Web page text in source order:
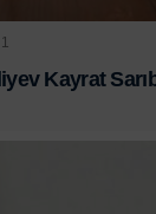
Kayrat